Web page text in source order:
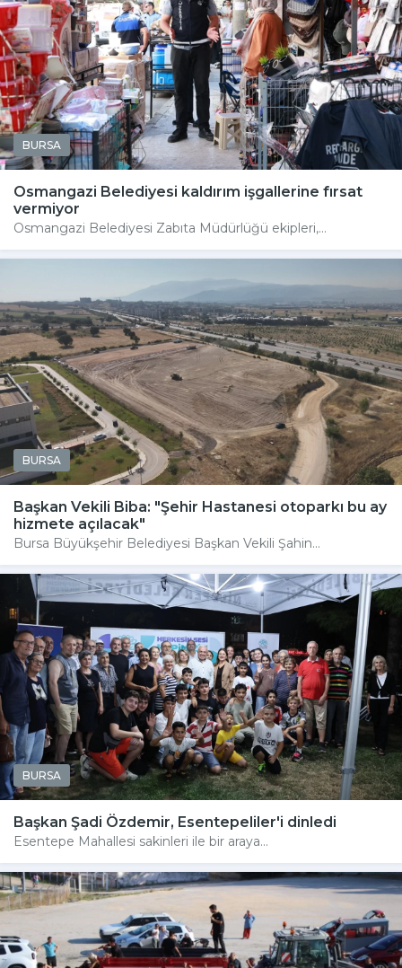
BURSA
Osmangazi Belediyesi kaldırım işgallerine fırsat
vermiyor
Osmangazi Belediyesi Zabıta Müdürlüğü ekipleri,...
BURSA
Başkan Vekili Biba: "Şehir Hastanesi otoparkı bu ay
hizmete açılacak"
Bursa Büyükşehir Belediyesi Başkan Vekili Şahin...
BURSA
Başkan Şadi Özdemir, Esentepeliler'i dinledi
Esentepe Mahallesi sakinleri ile bir araya...